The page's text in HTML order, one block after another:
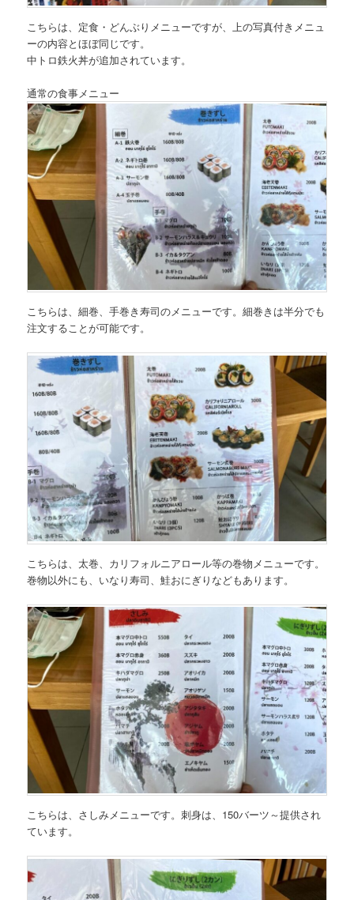
こちらは、 定食・どんぶりメニューですが、上の写真付きメニュ
ーの内容とほぼ同じです。
中トロ鉄火丼が追加されています。
通常の食事メニュー
こちらは、細巻、手巻き寿司のメニューです。細巻きは半分でも
注文することが可能です。
こちらは、太巻、カリフォルニアロール等の巻物メニューです。
巻物以外にも、いなり寿司、鮭おにぎりなどもあります。
こちらは、 さしみメニューです。刺身は、150バーツ～提供され
ています。